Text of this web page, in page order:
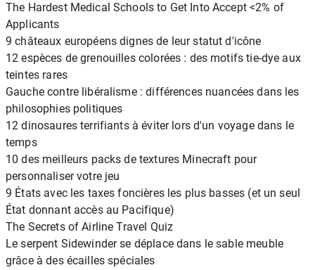
The Hardest Medical Schools to Get Into Accept <2% of
Applicants
9 châteaux européens dignes de leur statut d'icône
12 espèces de grenouilles colorées : des motifs tie-dye aux
teintes rares
Gauche contre libéralisme : différences nuancées dans les
philosophies politiques
12 dinosaures terrifiants à éviter lors d'un voyage dans le
temps
10 des meilleurs packs de textures Minecraft pour
personnaliser votre jeu
9 États avec les taxes foncières les plus basses (et un seul
État donnant accès au Pacifique)
The Secrets of Airline Travel Quiz
Le serpent Sidewinder se déplace dans le sable meuble
grâce à des écailles spéciales